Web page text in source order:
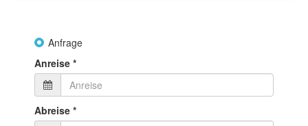
Anfrage
Anreise *
Abreise *